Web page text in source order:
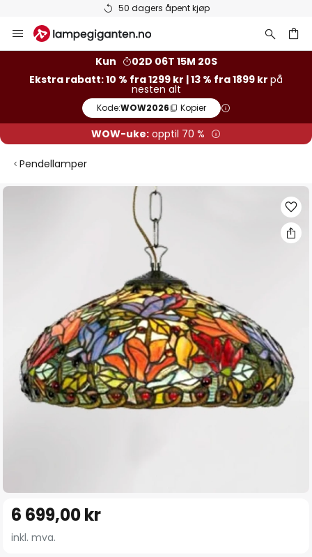
50 dagers åpent kjøp
Hopp
til
Kun
02D 06T 15M 20S
Ekstra rabatt: 10 % fra 1299 kr | 13 % fra 1899 kr på
nesten alt
Kode:WOW2026 Kopier
WOW-uke: opptil 70 %
Pendellamper
Gå
begynnelsen
6 699,00 kr
inkl. mva.